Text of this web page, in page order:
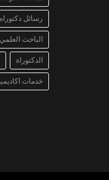
رسائل دكتوراه
الباحث
الدكتوراة
خدمات